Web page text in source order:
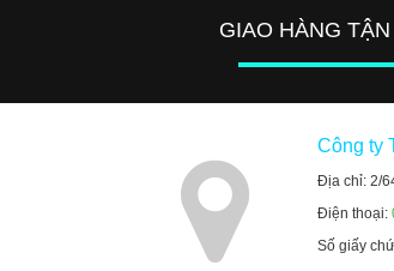
GIAO HÀNG
Công ty
Địa chỉ: 2/
Điện thoại:
Số giấy